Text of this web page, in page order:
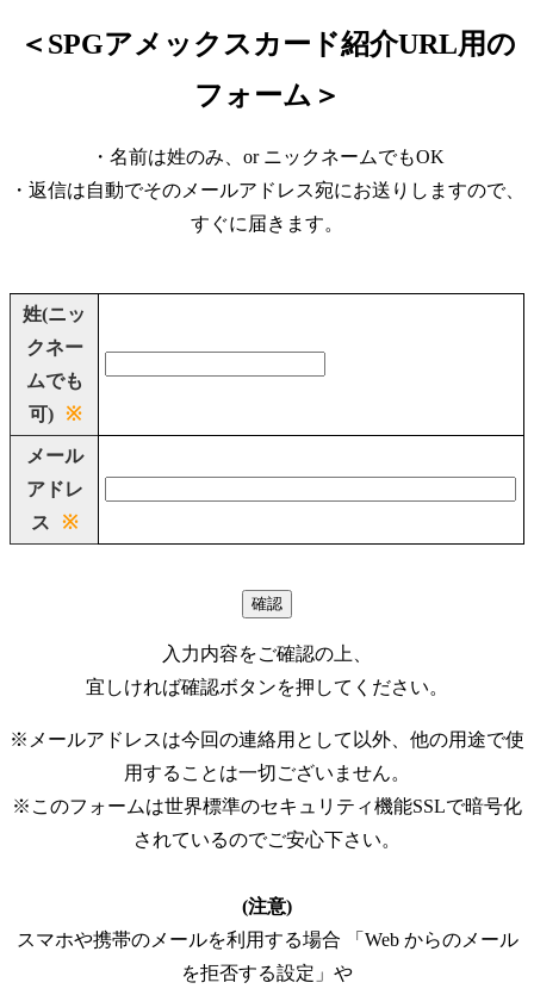
＜SPGアメックスカード紹介URL用の
フォーム＞
・名前は姓のみ、or ニックネームでもOK
・返信は自動でそのメールアドレス宛にお送りしますので、
すぐに届きます。
姓(ニッ
クネー
ムでも
可)
※
メール
アドレ
ス
※
入力内容をご確認の上、
宜しければ確認ボタンを押してください。
※メールアドレスは今回の連絡用として以外、他の用途で使
用することは一切ございません。
※このフォームは世界標準のセキュリティ機能SSLで暗号化
されているのでご安心下さい。
(注意)
スマホや携帯のメールを利用する場合 「Web からのメール
を拒否する設定」や